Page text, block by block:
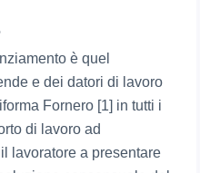
è quel
e dei datori di lavoro
Fornero [1] in tutti i
di lavoro ad
lavoratore a presentare